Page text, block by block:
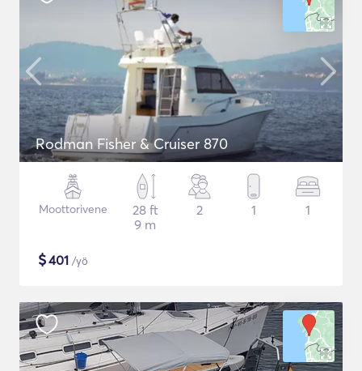
Rodman Fisher & Cruiser 870
Moottorivene
28 ft
9 m
2 1 1
$401 /yö